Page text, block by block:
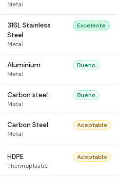
Metal
316L Stainless
Steel
Metal
Excelente
Aluminium
Metal
Bueno
Carbon steel
Metal
Bueno
Carbon Steel
Metal
Aceptable
HDPE
Thermoplastic
Aceptable